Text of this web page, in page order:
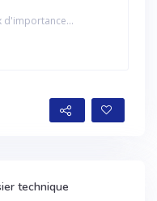
d'importance...
technique